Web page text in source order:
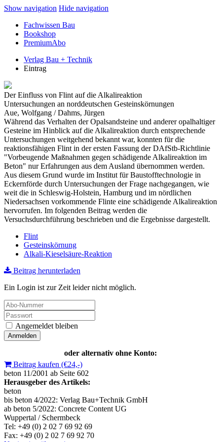
Show navigation Hide navigation
Fachwissen Bau
Bookshop
PremiumAbo
Verlag Bau + Technik
Eintrag
Der Einfluss von Flint auf die Alkalireaktion
Untersuchungen an norddeutschen Gesteinskörnungen
Aue, Wolfgang / Dahms, Jürgen
Während das Verhalten der Opalsandsteine und anderer opalhaltiger
Gesteine im Hinblick auf die Alkalireaktion durch entsprechende
Untersuchungen weitgehend bekannt war, konnten für die
reaktionsfähigen Flint in der ersten Fassung der DAfStb-Richtlinie
"Vorbeugende Maßnahmen gegen schädigende Alkalireaktion im
Beton" nur Erfahrungen aus dem Ausland übernommen werden.
Aus diesem Grund wurde im Institut für Baustofftechnologie in
Eckernförde durch Untersuchungen der Frage nachgegangen, wie
weit die in Schleswig-Holstein, Hamburg und im nördlichen
Niedersachsen vorkommende Flinte eine schädigende Alkalireaktion
hervorrufen. Im folgenden Beitrag werden die
Versuchsdurchführung beschrieben und die Ergebnisse dargestellt.
Flint
Gesteinskörnung
Alkali-Kieselsäure-Reaktion
Beitrag herunterladen
Ein Login ist zur Zeit leider nicht möglich.
Angemeldet bleiben
oder alternativ ohne Konto:
Beitrag kaufen (€24,-)
beton 11/2001 ab Seite 602
Herausgeber des Artikels:
beton
bis beton 4/2022: Verlag Bau+Technik GmbH
ab beton 5/2022: Concrete Content UG
Wuppertal / Schermbeck
Tel: +49 (0) 2 02 7 69 92 69
Fax: +49 (0) 2 02 7 69 92 70